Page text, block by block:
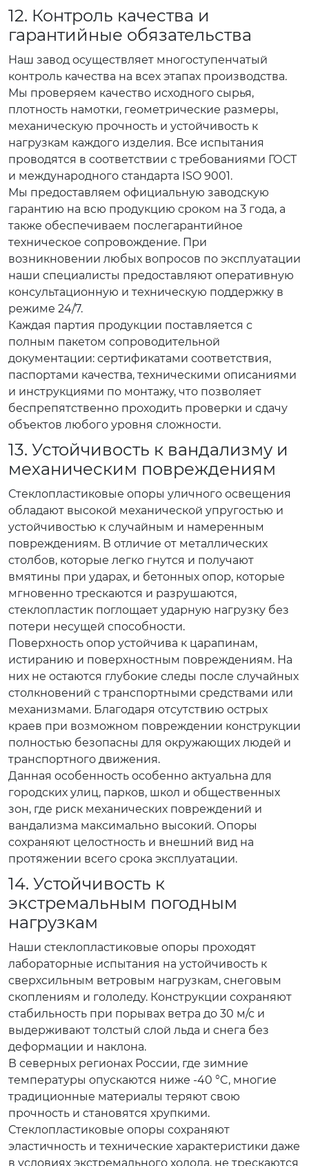
12. Контроль качества и
гарантийные обязательства
Наш завод осуществляет многоступенчатый
контроль качества на всех этапах производства.
Мы проверяем качество исходного сырья,
плотность намотки, геометрические размеры,
механическую прочность и устойчивость к
нагрузкам каждого изделия. Все испытания
проводятся в соответствии с требованиями ГОСТ
и международного стандарта ISO 9001.
Мы предоставляем официальную заводскую
гарантию на всю продукцию сроком на 3 года, а
также обеспечиваем послегарантийное
техническое сопровождение. При
возникновении любых вопросов по эксплуатации
наши специалисты предоставляют оперативную
консультационную и техническую поддержку в
режиме 24/7.
Каждая партия продукции поставляется с
полным пакетом сопроводительной
документации: сертификатами соответствия,
паспортами качества, техническими описаниями
и инструкциями по монтажу, что позволяет
беспрепятственно проходить проверки и сдачу
объектов любого уровня сложности.
13. Устойчивость к вандализму и
механическим повреждениям
Стеклопластиковые опоры уличного освещения
обладают высокой механической упругостью и
устойчивостью к случайным и намеренным
повреждениям. В отличие от металлических
столбов, которые легко гнутся и получают
вмятины при ударах, и бетонных опор, которые
мгновенно трескаются и разрушаются,
стеклопластик поглощает ударную нагрузку без
потери несущей способности.
Поверхность опор устойчива к царапинам,
истиранию и поверхностным повреждениям. На
них не остаются глубокие следы после случайных
столкновений с транспортными средствами или
механизмами. Благодаря отсутствию острых
краев при возможном повреждении конструкции
полностью безопасны для окружающих людей и
транспортного движения.
Данная особенность особенно актуальна для
городских улиц, парков, школ и общественных
зон, где риск механических повреждений и
вандализма максимально высокий. Опоры
сохраняют целостность и внешний вид на
протяжении всего срока эксплуатации.
14. Устойчивость к
экстремальным погодным
нагрузкам
Наши стеклопластиковые опоры проходят
лабораторные испытания на устойчивость к
сверхсильным ветровым нагрузкам, снеговым
скоплениям и гололеду. Конструкции сохраняют
стабильность при порывах ветра до 30 м/с и
выдерживают толстый слой льда и снега без
деформации и наклона.
В северных регионах России, где зимние
температуры опускаются ниже -40 °C, многие
традиционные материалы теряют свою
прочность и становятся хрупкими.
Стеклопластиковые опоры сохраняют
эластичность и технические характеристики даже
в условиях экстремального холода, не трескаются